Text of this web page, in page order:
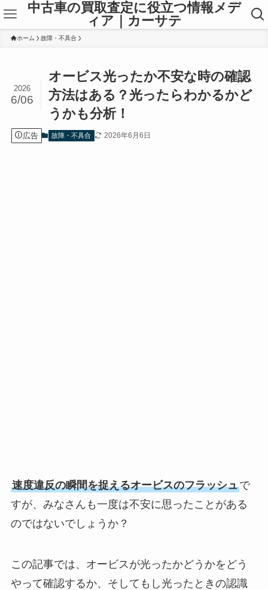
中古車の買取査定に役立つ情報メデ
ィア｜カーサテ
ホーム 故障・不具合
オービス光ったか不安な時の確認
方法はある？光ったらわかるかど
うかも分析！
2026
6/06
広告 故障・不具合 2026年6月6日
速度違反の瞬間を捉えるオービスのフラッシュで
すが、みなさんも一度は不安に思ったことがある
のではないでしょうか？
この記事では、オービスが光ったかどうかをどう
やって確認するか、そしてもし光ったときの認識